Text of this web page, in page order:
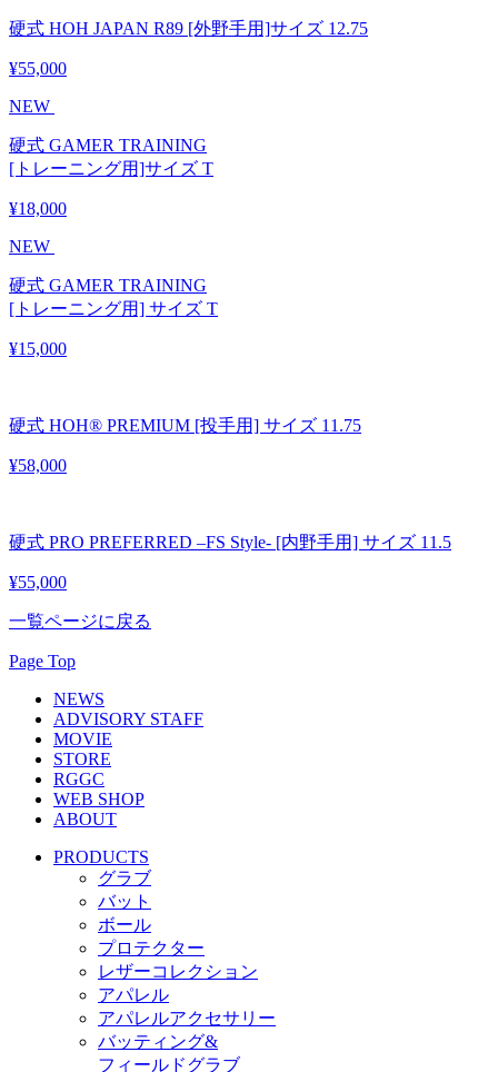
硬式 HOH JAPAN R89 [外野手用]サイズ 12.75
¥55,000
NEW
硬式 GAMER TRAINING
[トレーニング用]サイズ T
¥18,000
NEW
硬式 GAMER TRAINING
[トレーニング用] サイズ T
¥15,000
硬式 HOH® PREMIUM [投手用] サイズ 11.75
¥58,000
硬式 PRO PREFERRED –FS Style- [内野手用] サイズ 11.5
¥55,000
一覧ページに戻る
Page Top
NEWS
ADVISORY STAFF
MOVIE
STORE
RGGC
WEB SHOP
ABOUT
PRODUCTS
グラブ
バット
ボール
プロテクター
レザーコレクション
アパレル
アパレルアクセサリー
バッティング&
フィールドグラブ